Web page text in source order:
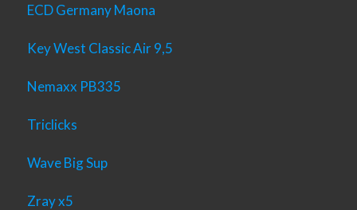
ECD Germany Maona
Key West Classic Air 9,5
Nemaxx PB335
Triclicks
Wave Big Sup
Zray x5